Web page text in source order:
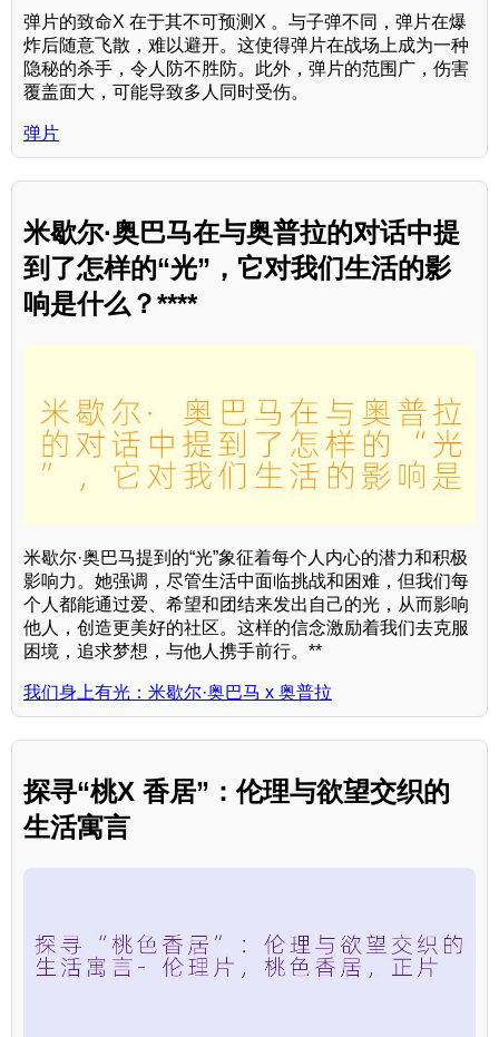
弹片的致命X 在于其不可预测X 。与子弹不同，弹片在爆
炸后随意飞散，难以避开。这使得弹片在战场上成为一种
隐秘的杀手，令人防不胜防。此外，弹片的范围广，伤害
覆盖面大，可能导致多人同时受伤。
弹片
米歇尔·奥巴马在与奥普拉的对话中提
到了怎样的“光”，它对我们生活的影
响是什么？****
米歇尔·奥巴马提到的“光”象征着每个人内心的潜力和积极
影响力。她强调，尽管生活中面临挑战和困难，但我们每
个人都能通过爱、希望和团结来发出自己的光，从而影响
他人，创造更美好的社区。这样的信念激励着我们去克服
困境，追求梦想，与他人携手前行。**
我们身上有光：米歇尔·奥巴马 x 奥普拉
探寻“桃X 香居”：伦理与欲望交织的
生活寓言